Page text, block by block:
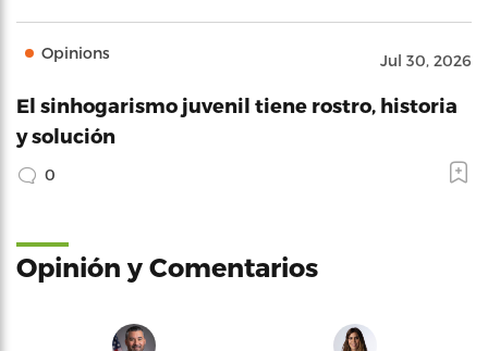
Opinions Jul 30, 2026
El sinhogarismo juvenil tiene rostro, historia
y solución
0
Opinión y Comentarios